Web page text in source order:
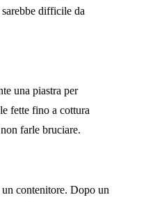
difficile da
una piastra per
fette fino a cottura
farle bruciare.
contenitore. Dopo un